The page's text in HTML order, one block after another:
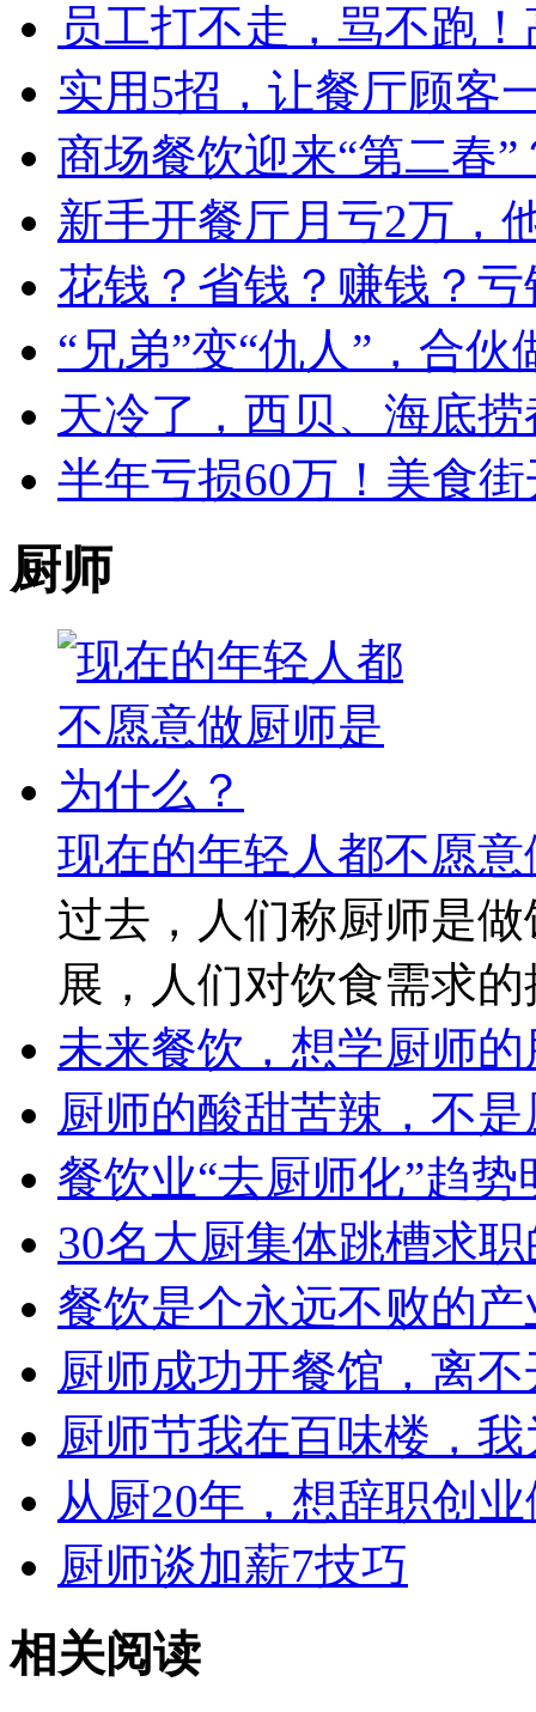
员工打不走，骂不跑
实用5招，让餐厅顾客
商场餐饮迎来“第二春
新手开餐厅月亏2万，
花钱？省钱？赚钱？
“兄弟”变“仇人”，合
天冷了，西贝、海底
半年亏损60万！美食
厨师
现在的年轻人都不愿
过去，人们称厨师是
展，人们对饮食需求
未来餐饮，想学厨师
厨师的酸甜苦辣，不
餐饮业“去厨师化”趋
30名大厨集体跳槽求
餐饮是个永远不败的
厨师成功开餐馆，离
厨师节我在百味楼，
从厨20年，想辞职创
厨师谈加薪7技巧
相关阅读